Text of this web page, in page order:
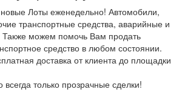
Лоты еженедельно! Автомобили,
транспортные средства, аварийные и
Также можем помочь Вам продать
средство в любом состоянии.
доставка от клиента до площадки
всегда только прозрачные сделки!